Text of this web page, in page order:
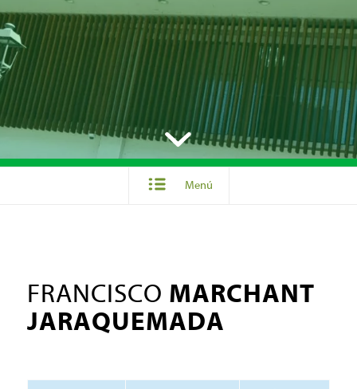
Menú
FRANCISCO MARCHANT
JARAQUEMADA